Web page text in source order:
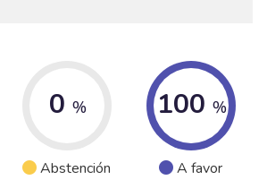
0 %
Abstención
100 %
A favor